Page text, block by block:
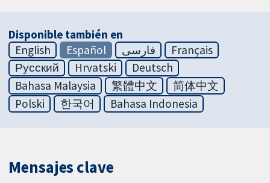
Disponible también en
English
Español فارسی
Français
Русский
Hrvatski
Deutsch
Bahasa Malaysia
繁體中文
简体中文
Polski
한국어 Bahasa Indonesia
Mensajes clave